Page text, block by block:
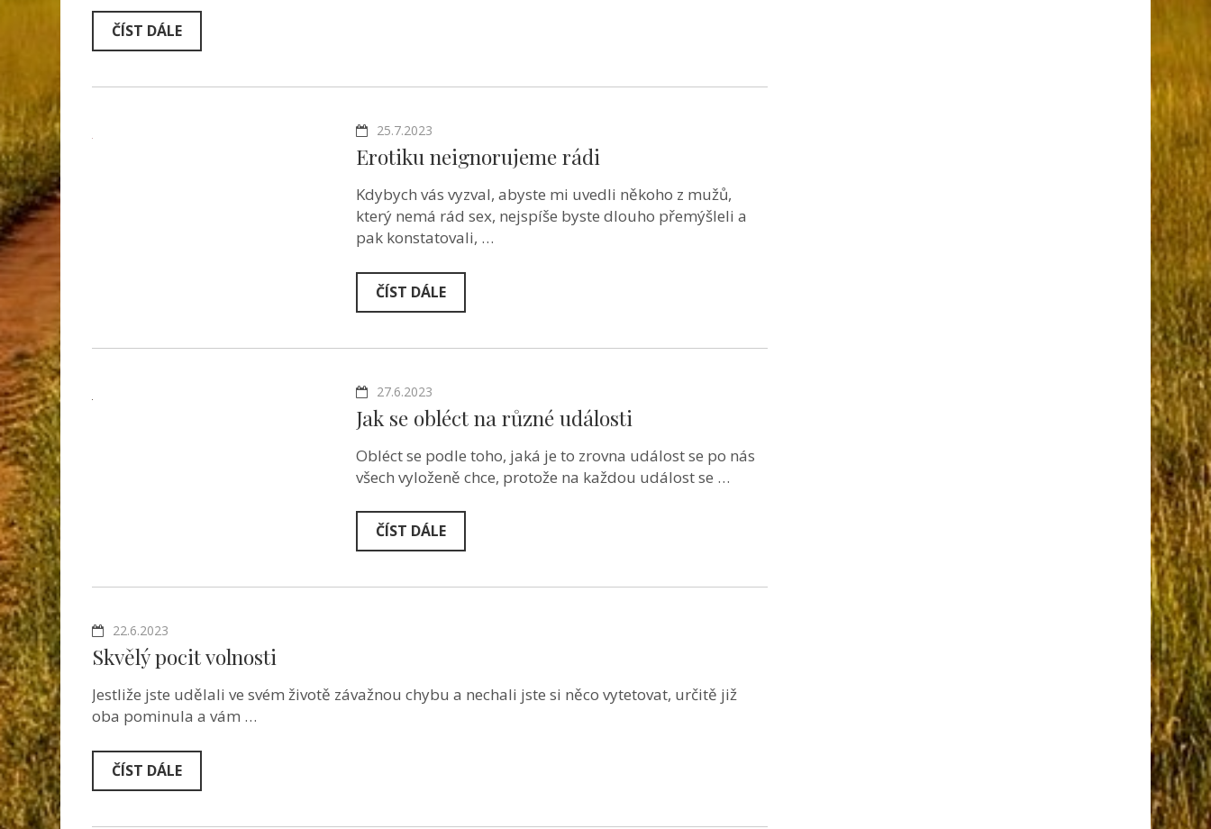
ČÍST DÁLE
25.7.2023
Erotiku neignorujeme rádi
Kdybych vás vyzval, abyste mi uvedli někoho z mužů,
který nemá rád sex, nejspíše byste dlouho přemýšleli a
pak konstatovali, …
ČÍST DÁLE
27.6.2023
Jak se obléct na různé události
Obléct se podle toho, jaká je to zrovna událost se po nás
všech vyloženě chce, protože na každou událost se …
ČÍST DÁLE
22.6.2023
Skvělý pocit volnosti
Jestliže jste udělali ve svém životě závažnou chybu a nechali jste si něco vytetovat, určitě již
oba pominula a vám …
ČÍST DÁLE